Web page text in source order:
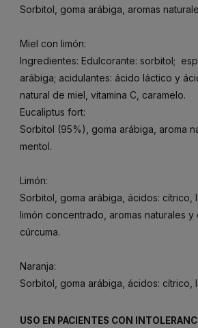
Sorbitol, goma arábiga, aromas
Miel con limón:
Ingredientes: Edulcorante: sorbitol;
arábiga; acidulantes: ácido láctico y
natural de miel, vitamina C, caramelo.
Eucaliptus fort:
Sorbitol (95%), goma arábiga, aroma
mentol.
Limón:
Sorbitol, goma arábiga, ácidos: cítrico,
limón concentrado, aromas naturales
cúrcuma.
Naranja:
Sorbitol, goma arábiga, ácidos: cítrico,
USO EN PACIENTES CON